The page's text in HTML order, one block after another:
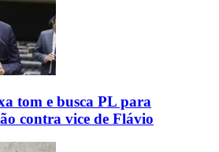
tom e busca PL para
contra vice de Flávio